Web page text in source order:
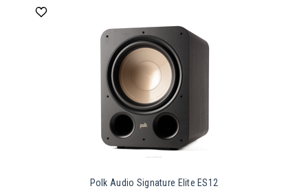
Polk Audio Signature Elite ES12